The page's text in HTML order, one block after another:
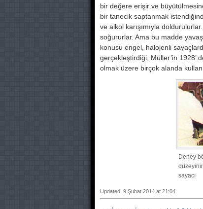
bir değere eri­şir ve
bir tanecik saptanmak
ve alkol karışımıyla
soğu­rurlar. Ama bu madde yavaş
konusu engel, halojenli
gerçekleştirdiği, Müller’in 1928’
ol­mak üzere birçok alanda
Deney
sayacı
Updated: 9 Şubat 2014 at 21:04